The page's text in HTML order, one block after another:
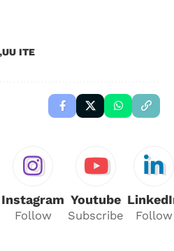
UU ITE
Instagram
Follow
Youtube
Subscribe Follow